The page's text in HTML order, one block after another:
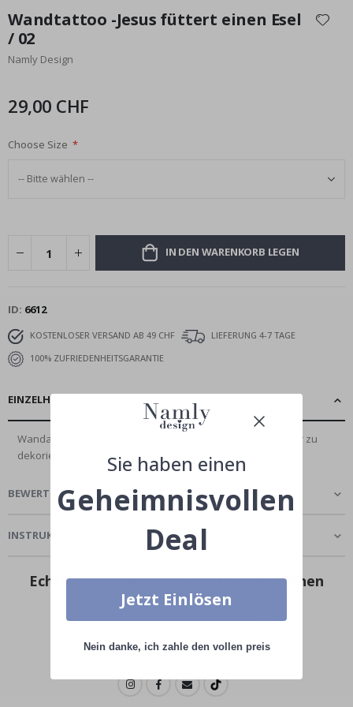
der
Bildgalerie
springen
Wandtattoo -Jesus füttert einen Esel
/ 02
Namly Design
29,00 CHF
Choose Size
IN DEN WARENKORB LEGEN
ID 6612
KOSTENLOSER VERSAND AB 49 CHF
LIEFERUNG 4-7 TAGE
100% ZUFRIEDENHEITSGARANTIE
EINZELHEITEN
Wandaufkleber sind eine großartige Möglichkeit, Ihr Zimmer zu
dekorieren. Es gibt keinen besseren...
Lesen Sie mehr
BEWERTUNGEN( 0)
INSTRUKTION
Echte Inspiration von unseren glücklichen
Kunden!
Sie haben einen
Geheimnisvollen
Deal
Jetzt Einlösen
Nein danke, ich zahle den vollen preis